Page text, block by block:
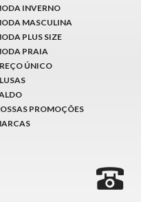
INVERNO
MASCULINA
PLUS SIZE
PRAIA
ÚNICO
PROMOÇÕES